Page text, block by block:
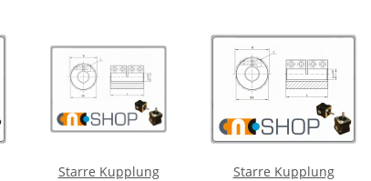
Starre Kupplung
Starre Kupplung